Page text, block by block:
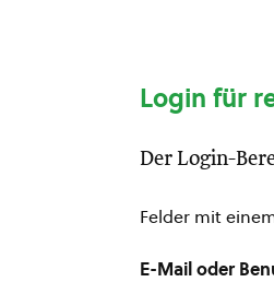
Login für
Der Login-
Felder mit
E-Mail oder